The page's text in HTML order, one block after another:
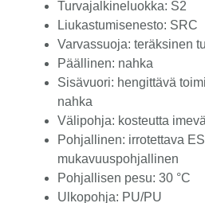
Turvajalkineluokka: S2
Liukastumisenesto: SRC
Varvassuoja: teräksinen
Päällinen: nahka
Sisävuori: hengittävä
nahka
Välipohja: kosteutta
Pohjallinen: irrotettava
mukavuuspohjallinen
Pohjallisen pesu: 30 °C
Ulkopohja: PU/PU